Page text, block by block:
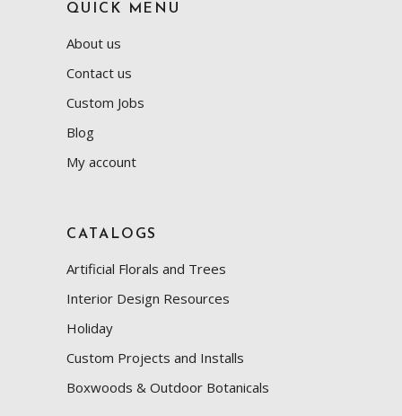
QUICK MENU
About us
Contact us
Custom Jobs
Blog
My account
CATALOGS
Artificial Florals and Trees
Interior Design Resources
Holiday
Custom Projects and Installs
Boxwoods & Outdoor Botanicals